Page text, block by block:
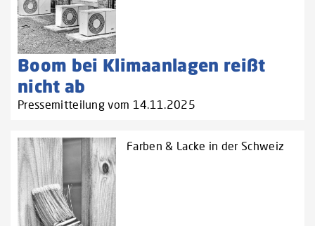
Boom bei Klimaanlagen reißt
nicht ab
Pressemitteilung vom 14.11.2025
Farben & Lacke in der Schweiz